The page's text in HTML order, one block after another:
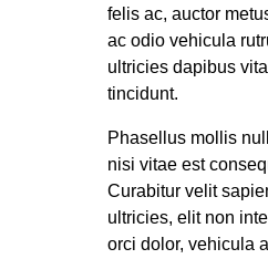
felis ac, auctor
ac odio vehicula
ultricies dapibus
tincidunt.
Phasellus mollis
nisi vitae est
Curabitur velit
ultricies, elit non
orci dolor, vehicula